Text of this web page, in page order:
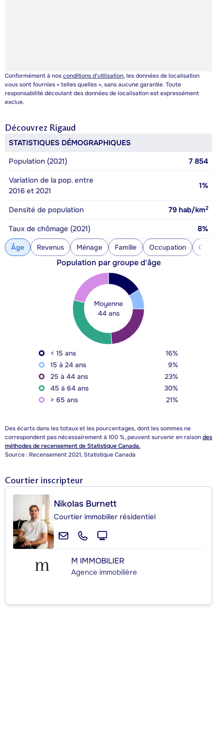
Conformément à nosconditions d’utilisation, les données de localisation
vous sont fournies « telles quelles », sans aucune garantie. Toute
responsabilité découlant des données de localisation est expressément
exclue.
Découvrez Rigaud
STATISTIQUES DÉMOGRAPHIQUES
Population (2021)
7 854
Variation de la pop. entre
2016 et 2021
1%
Densité de population 79 hab/km2
Taux de chômage (2021) 8%
Âge Revenus Ménage Famille Occupation
Population par groupe d'âge
Moyenne
44 ans
< 15 ans
16%
15 à 24 ans
9%
25 à 44 ans
23%
45 à 64 ans
30%
> 65 ans
21%
Des écarts dans les totaux et les pourcentages, dont les sommes ne
correspondent pas nécessairement à 100 %, peuvent survenir en raisondes
méthodes de recensement de Statistique Canada.
Source : Recensement 2021, Statistique Canada
Courtier inscripteur
Nikolas Burnett
Courtier immobilier résidentiel
M IMMOBILIER
Agence immobilière